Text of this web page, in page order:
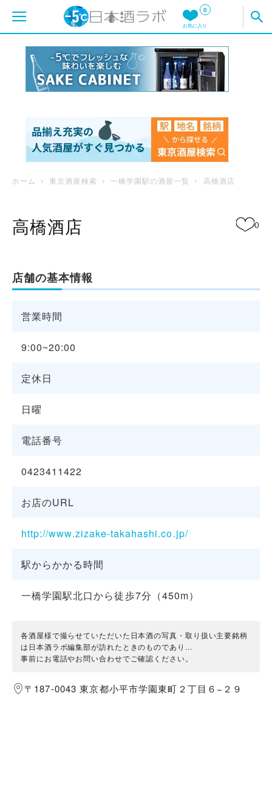
0
お気に入り
ホーム 東京酒屋検索 一橋学園駅の酒屋一覧 高橋酒店
高橋酒店 0
店舗の基本情報
営業時間
9:00~20:00
定休日
日曜
電話番号
0423411422
お店のURL
http://www.zizake-takahashi.co.jp/
駅からかかる時間
一橋学園駅北口から徒歩7分（450m）
各酒屋様で撮らせていただいた日本酒の写真・取り扱い主要銘柄
は日本酒ラボ編集部が訪れたときのものであり...
事前にお電話やお問い合わせでご確認ください。
〒187-0043 東京都小平市学園東町２丁目６−２９